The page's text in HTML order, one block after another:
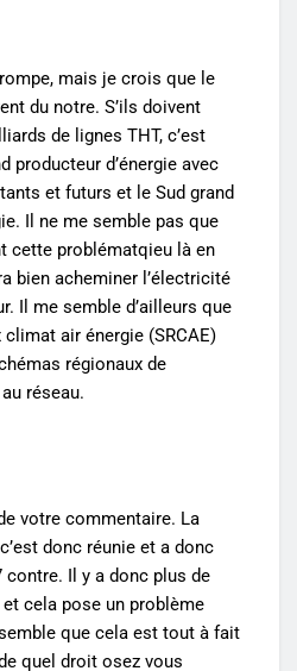
mais je crois que le
du notre. S’ils doivent
de lignes THT, c’est
producteur d’énergie avec
et futurs et le Sud grand
Il ne me semble pas que
cette problématqieu là en
bien acheminer l’électricité
Il me semble d’ailleurs que
air énergie (SRCAE)
régionaux de
réseau.
votre commentaire. La
donc réunie et a donc
contre. Il y a donc plus de
cela pose un problème
que cela est tout à fait
quel droit osez vous